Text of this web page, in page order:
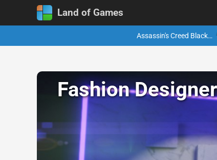
Land of Games
Assassin's Creed Black…
Fashion Designer